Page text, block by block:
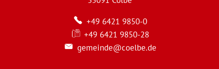
+49 6421 9850-0
+49 6421 9850-28
gemeinde@coelbe.de